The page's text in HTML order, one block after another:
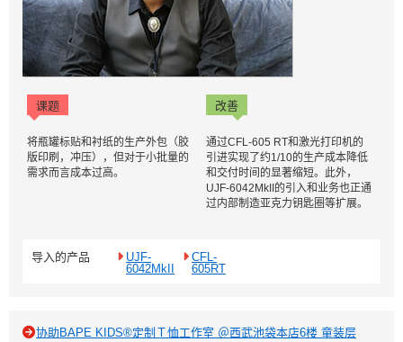
课题 改善
将瓶罐标贴和衬纸的生产外包（胶
版印刷，冲压），但对于小批量的
需求而言成本过高。
通过CFL-605 RT和激光打印机的
引进实现了约1/10的生产成本降低
和交付时间的显著缩短。此外，
UJF-6042MkII的引入和业务也正通
过内部制造亚克力钥匙圈等扩展。
导入的产品
UJF-
6042MkII
CFL-
605RT
协助BAPE KIDS®定制Ｔ恤工作室 ＠西武池袋本店6楼 童装层